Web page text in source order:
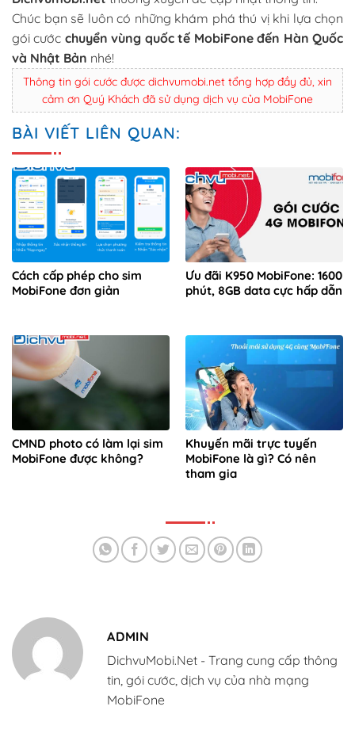
Chúc bạn sẽ luôn có những khám phá thú vị khi lựa chọn
gói cước chuyển vùng quốc tế MobiFone đến Hàn Quốc
và Nhật Bản nhé!
Thông tin gói cước được dichvumobi.net tổng hợp đầy đủ, xin
cảm ơn Quý Khách đã sử dụng dịch vụ của MobiFone
BÀI VIẾT LIÊN QUAN:
Cách cấp phép cho sim
MobiFone đơn giản
Ưu đãi K950 MobiFone: 1600
phút, 8GB data cực hấp dẫn
CMND photo có làm lại sim
MobiFone được không?
Khuyến mãi trực tuyến
MobiFone là gì? Có nên
tham gia
ADMIN
DichvuMobi.Net - Trang cung cấp thông
tin, gói cước, dịch vụ của nhà mạng
MobiFone